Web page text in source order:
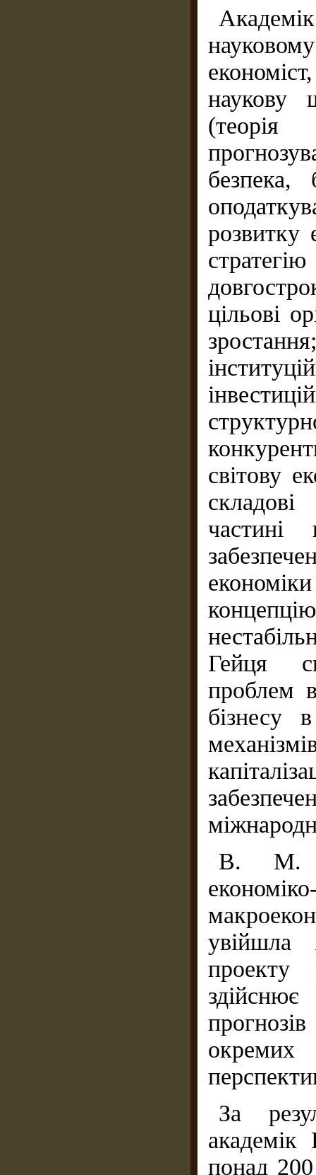
наукову
безпека,
розвитку
цільові
світову
частині
Гейця
проблем
бізнесу
В. М.
увійшла
здійснює
окремих
За
понад